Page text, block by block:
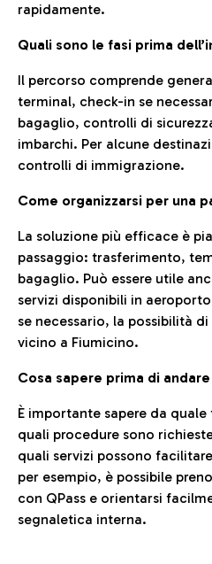
rapidamente.
Quali sono le fasi prima
Il percorso comprende
terminal, check-in se
bagaglio, controlli di
imbarchi. Per alcune
controlli di immigrazione.
Come organizzarsi per una
La soluzione più efficace è
passaggio: trasferimento,
bagaglio. Può essere utile
servizi disponibili in
se necessario, la possibilità
vicino a Fiumicino.
Cosa sapere prima di
È importante sapere da
quali procedure sono
quali servizi possono
per esempio, è possibile
con QPass e orientarsi
segnaletica interna.